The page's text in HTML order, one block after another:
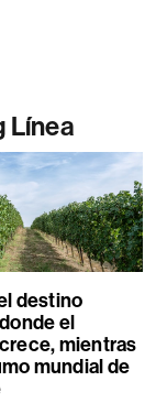
Línea
destino
el
mientras
mundial de